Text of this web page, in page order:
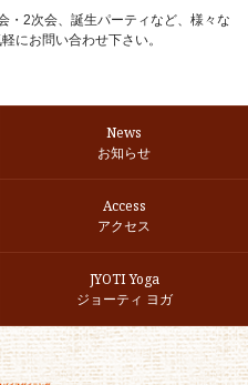
・2次会、誕生パーティなど、様々な
にお問い合わせ下さい。
News
お知らせ
Access
アクセス
JYOTI Yoga
ジョーティ ヨガ